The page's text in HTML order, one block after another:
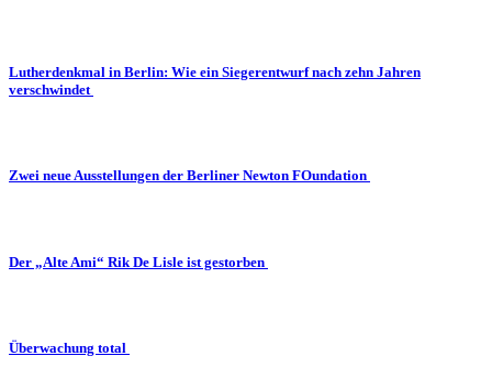
Lutherdenkmal in Berlin: Wie ein Siegerentwurf nach zehn Jahren
verschwindet
Zwei neue Ausstellungen der Berliner Newton FOundation
Der „Alte Ami“ Rik De Lisle ist gestorben
Überwachung total